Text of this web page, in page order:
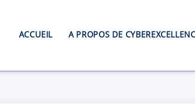
Main navigation
ACCUEIL A PROPOS DE